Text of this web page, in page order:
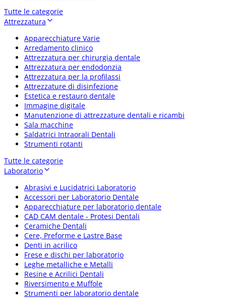
Tutte le categorie
Attrezzatura
Apparecchiature Varie
Arredamento clinico
Attrezzatura per chirurgia dentale
Attrezzatura per endodonzia
Attrezzatura per la profilassi
Attrezzature di disinfezione
Estetica e restauro dentale
Immagine digitale
Manutenzione di attrezzature dentali e ricambi
Sala macchine
Saldatrici Intraorali Dentali
Strumenti rotanti
Tutte le categorie
Laboratorio
Abrasivi e Lucidatrici Laboratorio
Accessori per Laboratorio Dentale
Apparecchiature per laboratorio dentale
CAD CAM dentale - Protesi Dentali
Ceramiche Dentali
Cere, Preforme e Lastre Base
Denti in acrilico
Frese e dischi per laboratorio
Leghe metalliche e Metalli
Resine e Acrilici Dentali
Riversimento e Muffole
Strumenti per laboratorio dentale